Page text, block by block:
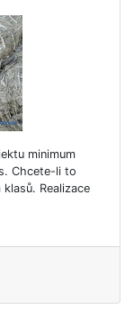
minimum
Chcete-li to
Realizace